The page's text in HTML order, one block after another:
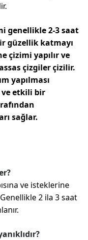
genellikle 2-3 saat
güzellik katmayı
çizimi yapılır ve
çizgiler çizilir.
yapılması
etkili bir
sağlar.
ve isteklerine
2 ila 3 saat